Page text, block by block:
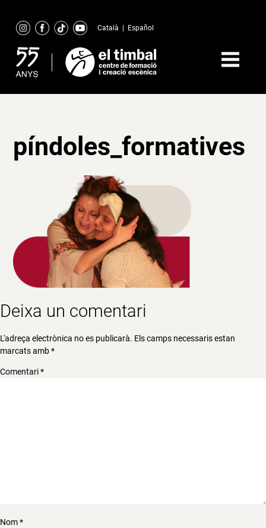
content
Català Español
píndoles_formatives
Deixa un comentari
L'adreça electrònica no es publicarà. Els camps necessaris estan
marcats amb*
Comentari*
Nom*